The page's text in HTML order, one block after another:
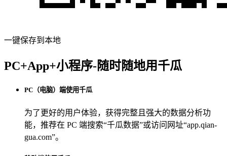
一键保存到本地
PC+App+小程序-随时随地用千瓜
PC（电脑）端使用千瓜
为了更好的用户体验，获得完整且强大的数据分析功
能，推荐在 PC 端搜索“千瓜数据”或访问网址“app.qian-
gua.com”。